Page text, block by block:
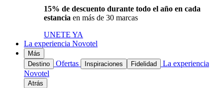
15% de descuento durante todo el año en cada
estancia en más de 30 marcas
UNETE YA
La experiencia Novotel
Más
Destino
Ofertas Inspiraciones Fidelidad
La experiencia
Novotel
Atrás